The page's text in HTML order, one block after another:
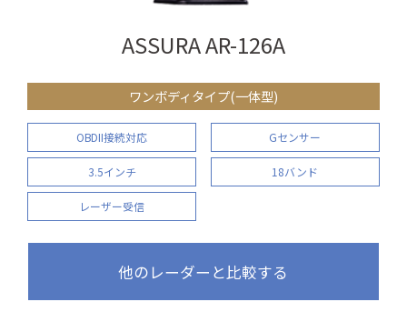
ASSURA AR-126A
ワンボディタイプ(一体型)
OBDII接続対応 Gセンサー
3.5インチ 18バンド
レーザー受信
他のレーダーと比較する